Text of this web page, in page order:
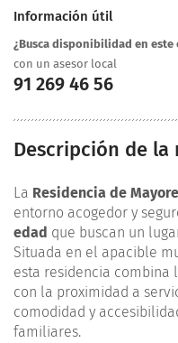
Información útil
¿Busca disponibilidad en este
con un asesor local
91 269 46 56
Descripción de la
La Residencia de
entorno acogedor y
edad que buscan un
Situada en el apacible
esta residencia combina
con la proximidad a
comodidad y
familiares.